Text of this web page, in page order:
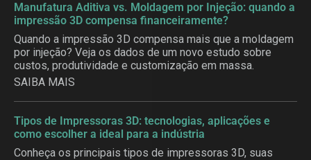
Manufatura Aditiva vs. Moldagem por Injeção: quando a
impressão 3D compensa financeiramente?
Quando a impressão 3D compensa mais que a moldagem
por injeção? Veja os dados de um novo estudo sobre
custos, produtividade e customização em massa.
SAIBA MAIS
Tipos de Impressoras 3D: tecnologias, aplicações e
como escolher a ideal para a indústria
Conheça os principais tipos de impressoras 3D, suas